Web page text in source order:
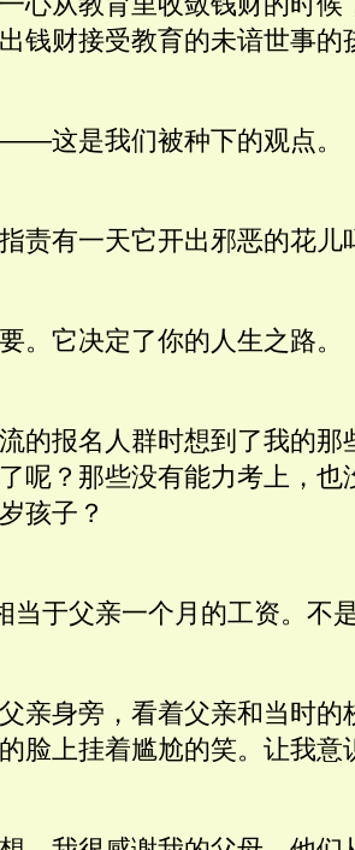
钱财接受教育的未谙世事的
这是我们被种下的观点。
责有一天它开出邪恶的花儿
。它决定了你的人生之路。
的报名人群时想到了我的那
呢？那些没有能力考上，也
孩子？
当于父亲一个月的工资。不
亲身旁，看着父亲和当时的
脸上挂着尴尬的笑。让我意